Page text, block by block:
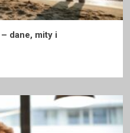
dane, mity i